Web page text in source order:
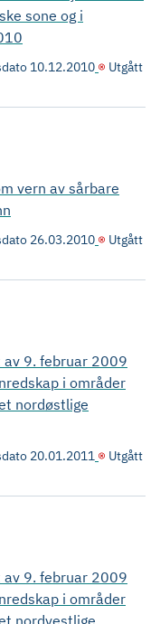
sone og i
10.12.2010 Utgått
vern av sårbare
26.03.2010 Utgått
9. februar 2009
i områder
nordøstlige
20.01.2011 Utgått
9. februar 2009
i områder
nordvestlige